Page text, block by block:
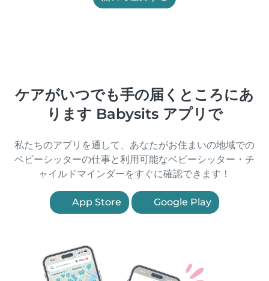
ケアがいつでも手の届くところにあ
ります Babysits アプリで
私たちのアプリを通して、あなたがお住まいの地域での
ベビーシッターの仕事と利用可能なベビーシッター・チ
ャイルドマインダーをすぐに確認できます！
App Store Google Play